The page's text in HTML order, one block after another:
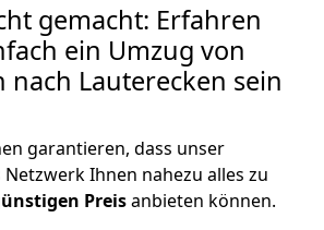
gemacht: Erfahren
ein Umzug von
nach Lauterecken sein
garantieren, dass unser
Ihnen nahezu alles zu
Preisanbieten können.